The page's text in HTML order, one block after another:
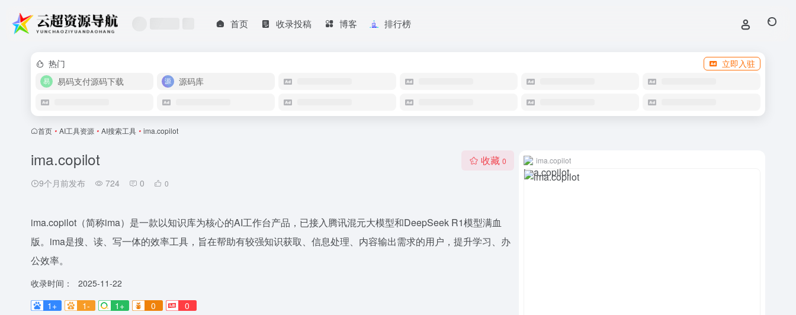
首页 收录投稿 博客 排行榜
热门
立即入驻
易码支付源码下载
源码库
首页 • AI工具资源 • AI搜索工具 • ima.copilot
ima.copilot
9个月前发布 724 0 0
收藏 0
ima.copilot（简称ima）是一款以知识库为核心的AI工作台产品，已接入腾讯混元大模型和DeepSeek R1模型满血
版。ima是搜、读、写一体的效率工具，旨在帮助有较强知识获取、信息处理、内容输出需求的用户，提升学习、办
公效率。
收录时间：
2025-11-22
1+
1- 1+ 0 0
ima.copilot